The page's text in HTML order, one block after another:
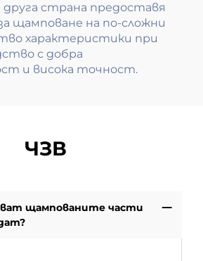
страна предоставя
щамповане на по-сложни
характеристики при
с добра
и висока точност.
ЧЗВ
щампованите части